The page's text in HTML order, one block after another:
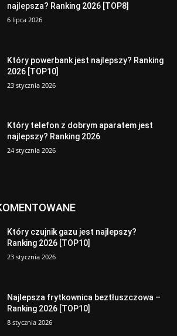
najlepsza? Ranking 2026 [TOP8]
6 lipca 2026
Który powerbank jest najlepszy? Ranking
2026 [TOP10]
23 stycznia 2026
Który telefon z dobrym aparatem jest
najlepszy? Ranking 2026
24 stycznia 2026
Który czujnik gazu jest najlepszy?
Ranking 2026 [TOP10]
23 stycznia 2026
Najlepsza frytkownica beztłuszczowa –
Ranking 2026 [TOP10]
8 stycznia 2026